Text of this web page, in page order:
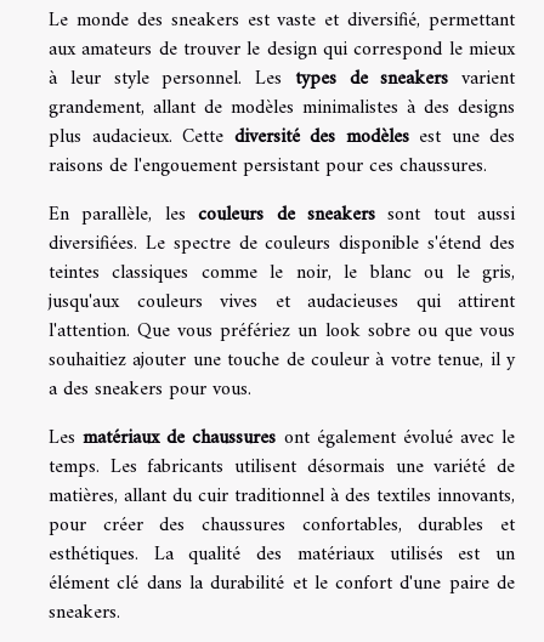
Le monde des sneakers est vaste et diversifié, permettant
aux amateurs de trouver le design qui correspond le mieux
à leur style personnel. Les types de sneakers varient
grandement, allant de modèles minimalistes à des designs
plus audacieux. Cette diversité des modèlesest une des
raisons de l'engouement persistant pour ces chaussures.
En parallèle, lescouleurs de sneakerssont tout aussi
diversifiées. Le spectre de couleurs disponible s'étend des
teintes classiques comme le noir, le blanc ou le gris,
jusqu'aux couleurs vives et audacieuses qui attirent
l'attention. Que vous préfériez un look sobre ou que vous
souhaitiez ajouter une touche de couleur à votre tenue, il y
a des sneakers pour vous.
Lesmatériaux de chaussures ont également évolué avec le
temps. Les fabricants utilisent désormais une variété de
matières, allant du cuir traditionnel à des textiles innovants,
pour créer des chaussures confortables, durables et
esthétiques. La qualité des matériaux utilisés est un
élément clé dans la durabilité et le confort d'une paire de
sneakers.